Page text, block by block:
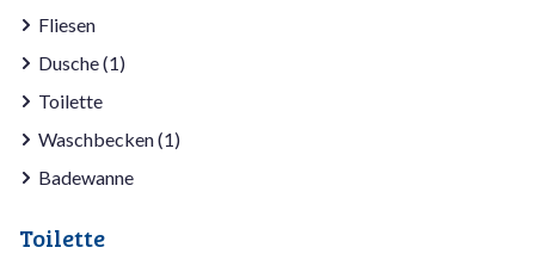
Fliesen
Dusche (1)
Toilette
Waschbecken (1)
Badewanne
Toilette